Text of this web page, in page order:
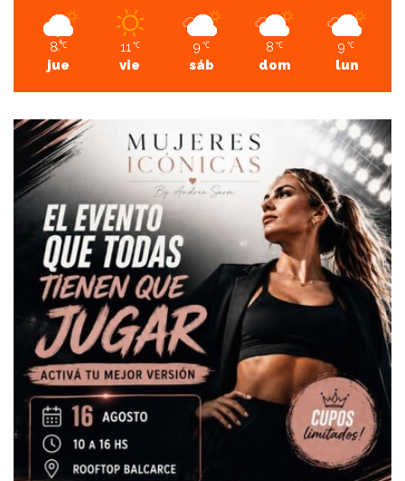
8 ℃
jue
11 ℃
vie
9 ℃
sáb
8 ℃
dom
9 ℃
lun